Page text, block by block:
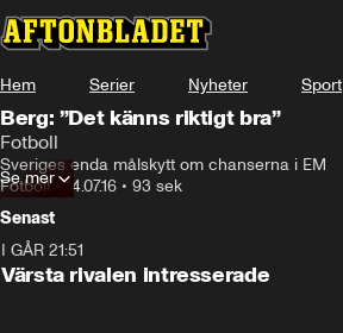
Hem Serier Nyheter Sport
Berg: ”Det känns riktigt bra”
Fotboll
Sveriges enda målskytt om chanserna i EM
Fotboll•14.07.16 • 93 sek
Se mer
Senast
I GÅR 21:51
Värsta rivalen intresserade